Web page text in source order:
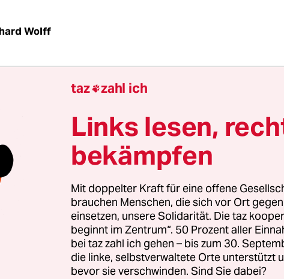
Wolff
| Die Parteiführung hört es nicht gern, wenn man
für Lettland!") als Neonazipartei bezeichnet
Züge vorwirft. Doch wie anders soll man eine
die in Programmatik und Symbolik – bis hin zur
der Runen-Armbinde – solche Bezüge ganz
Die Hunderttausende nur wegen ihrer ethnischen –
aus dem Land deportieren möchte. Und
als Mitveranstalter der jährlichen Feiern der
und bei gewaltsamen Protesten gegen
von sich reden machen.
übernimmt in Lettland nun erstmals
taz zahl ich
Links lesen,
bekämpfen
Mit doppelter Kraft für eine offene
brauchen Menschen, die sich vor Ort
einsetzen, unsere Solidarität. Die taz
beginnt im Zentrum“. 50 Prozent aller
bei taz zahl ich gehen – bis zum 30.
die linke, selbstverwaltete Orte unterstützt
bevor sie verschwinden. Sind Sie dabei?